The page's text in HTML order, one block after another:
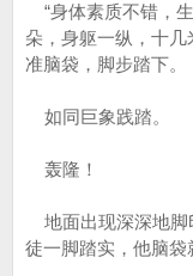
“身体素质不错，
朵，身躯一纵，十
准脑袋，脚步踏下。
如同巨象践踏。
轰隆！
地面出现深深地脚
徒一脚踏实，他脑袋